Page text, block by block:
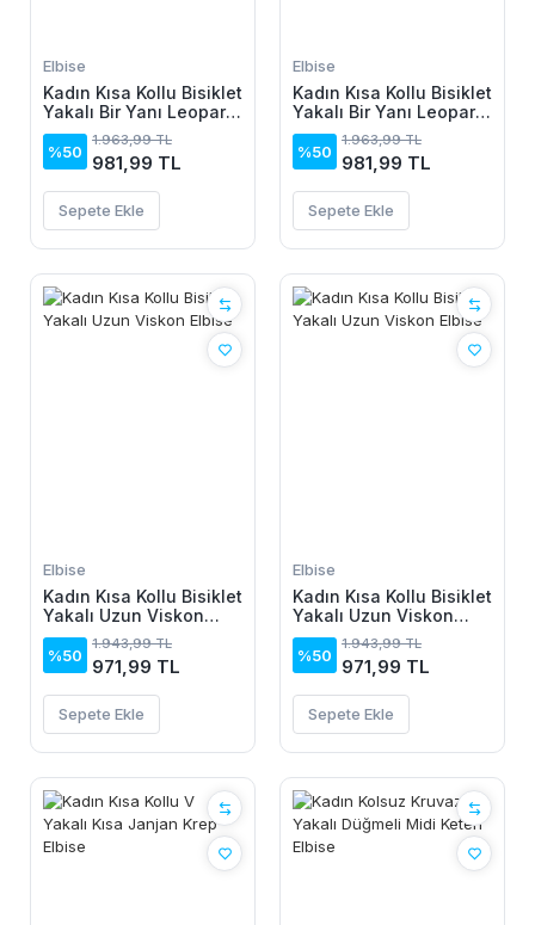
Elbise
Kadın Kısa Kollu Bisiklet
Yakalı Bir Yanı Leopar
Detaylı Uzun Viskon
Elbise
%50
1.963,99 TL
981,99 TL
Sepete Ekle
Elbise
Kadın Kısa Kollu Bisiklet
Yakalı Bir Yanı Leopar
Detaylı Uzun Viskon
Elbise
%50
1.963,99 TL
981,99 TL
Sepete Ekle
Elbise
Kadın Kısa Kollu Bisiklet
Yakalı Uzun Viskon
Elbise
%50
1.943,99 TL
971,99 TL
Sepete Ekle
Elbise
Kadın Kısa Kollu Bisiklet
Yakalı Uzun Viskon
Elbise
%50
1.943,99 TL
971,99 TL
Sepete Ekle